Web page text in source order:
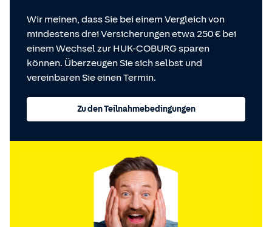
Wir meinen, dass Sie bei einem Vergleich von
mindestens drei Versicherungen etwa 250 € bei
einem Wechsel zur HUK-COBURG sparen
können. Überzeugen Sie sich selbst und
vereinbaren Sie einen Termin.
Zu den Teilnahmebedingungen